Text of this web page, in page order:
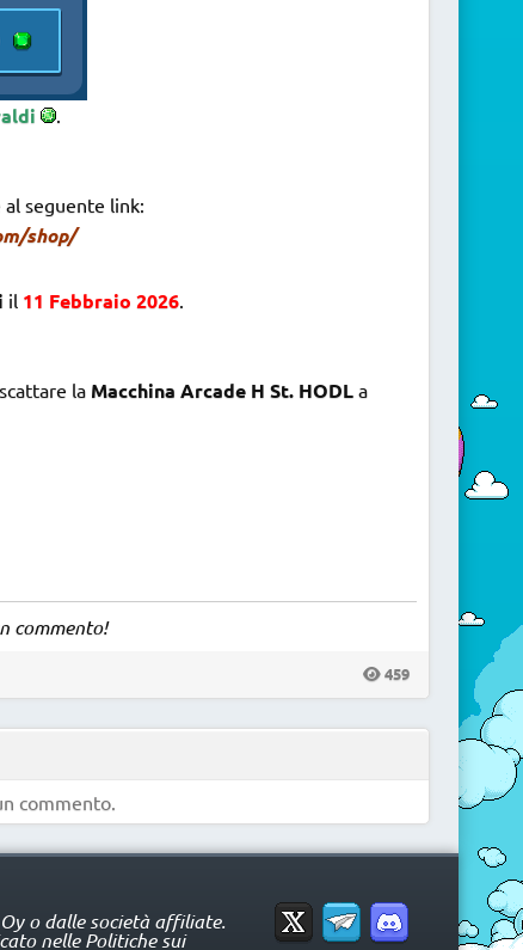
seguente link:
shop/
il 11 Febbraio 2026.
la Macchina Arcade H St. HODL a
commento!
459
commento.
o dalle società affiliate.
nelle Politiche sui